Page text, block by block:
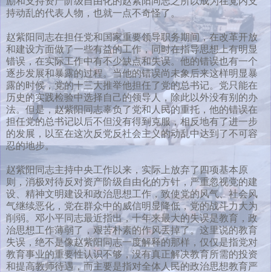
持动乱的代表人物，也就一点不奇怪了。
赵紫阳同志在担任党和国家重要领导职务期间，在改革开放
和建设方面做了一些有益的工作，同时在指导思想上有明显
错误，在实际工作中有不少缺点和失误。他的错误也有一个
逐步发展和暴露的过程。当他的错误尚未象后来这样明显暴
露的时候，党的十三大推举他担任了党的总书记。党只能在
历史的实践检验中选择自己的领导人，除此以外没有别的办
法。但是，赵紫阳同志辜负了党和人民的重托，他的错误在
担任党的总书记以后不但没有得到克服，相反地有了进一步
的发展，以至在这次反党反社会主义的动乱中达到了不可容
忍的地步。
赵紫阳同志主持中央工作以来，实际上放弃了四项基本原
则，消极对待反对资产阶级自由化的方针，严重忽视党的建
设、精神文明建设和政治思想工作，致使党的风气、社会风
气继续恶化，党在群众中的威信明显降低，党的战斗力大为
削弱。邓小平同志最近指出，十年来最大的失误是教育，政
治思想工作薄弱了，艰苦朴素的作风丢掉了。这里说的教育
失误，绝不是像赵紫阳同志一度解释的那样，仅仅是指党对
教育事业的重要性认识不够，没有真正解决教育所需的投资
和提高教师待遇，而主要是指对全体人民的政治思想教育严